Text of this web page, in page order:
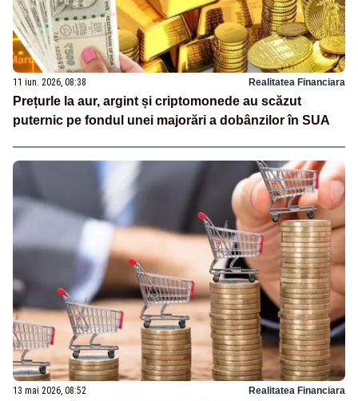
11 iun. 2026, 08:38 Realitatea Financiara
Prețurle la aur, argint și criptomonede au scăzut
puternic pe fondul unei majorări a dobânzilor în SUA
13 mai 2026, 08:52 Realitatea Financiara